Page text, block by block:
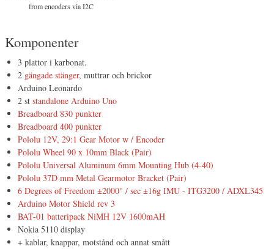
from encoders via I2C
Komponenter
3 plattor i karbonat.
2 gängade stänger, muttrar och brickor
Arduino Leonardo
2 st standalone Arduino Uno
Breadboard 830 punkter
Breadboard 400 punkter
Pololu 12V, 29:1 Gear Motor w / Encoder
Pololu Wheel 90 x 10mm Black (Pair)
Pololu Universal Aluminum 6mm Mounting Hub (4-40)
Pololu 37D mm Metal Gearmotor Bracket (Pair)
6 Degrees of Freedom ±2000° / sec ±16g IMU - ITG3200 / ADXL345
Arduino Motor Shield rev 3
BAT-01 batteripack NiMH 12V 1600mAH
Nokia 5110 display
+ kablar, knappar, motstånd och annat smått